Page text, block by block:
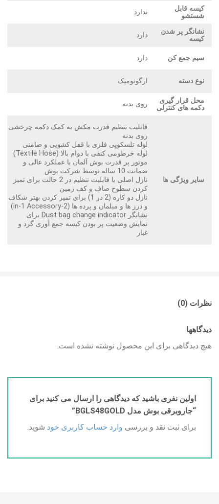
کیسه قابل
شستشو
ندارد
نشانگر پر شدن
کیسه
دارد
سیم جمع کن دارد
نوع دسته ارگونومیک
محل قرار گیری
دکمه های کنترلی
روی بدنه
سایر ویژگی ها
قابلیت تنظیم قدرت مکش به کمک دکمه چرخشی
روی بدنه
لوله تلسکوپی فلزی با قفل کشویی و ضامنی
لوله خرطومی کنفی با دوام بالا (Textile Hose)
موتور پر قدرت بوش آلمان با عملکرد عالی و
ضمانت 10 ساله توسط شرکت بوش
نازل اصلی با قابلیت تنظیم در 2 حالت برای تمیز
کردن سطوح صاف و کف زمین
نازل دو کاره (2 در 1) برای تمیز کردن بهتر شکاف
و درز ها و مبلمان و پرده ها (2-in-1 Accessory)
نشانگر Dust bag change indicator برای
نمایش وضعیت پر بودن کیسه جمع آوری گرد و
غبار
نظرات (0)
دیدگاهها
هیچ دیدگاهی برای این محصول نوشته نشده است.
اولین نفری باشید که دیدگاهی را ارسال می کنید برای
“جاروبرقی بوش مدل BGLS48GOLD”
برای ثبت نقد و بررسی وارد حساب کاربری خود شوید.